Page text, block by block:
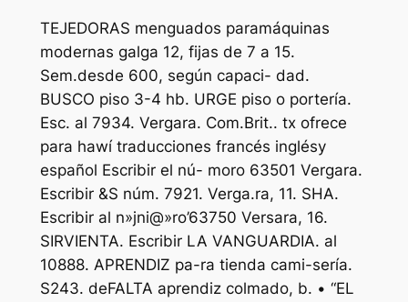
TEJEDORAS menguados paramáquinas
modernas galga 12, fijas de 7 a 15.
Sem.desde 600, según capaci- dad.
BUSCO piso 3-4 hb. URGE piso o portería.
Esc. al 7934. Vergara. Com.Brit.. tx ofrece
para hawí traducciones francés inglésy
español Escribir el nú- moro 63501 Vergara.
Escribir &S núm. 7921. Verga.ra, 11. SHA.
Escribir al n»jni@»ro’63750 Versara, 16.
SIRVIENTA. Escribir LA VANGUARDIA. al
10888. APRENDIZ pa-ra tienda cami-sería.
S243. deFALTA aprendiz colmado, b. • “EL